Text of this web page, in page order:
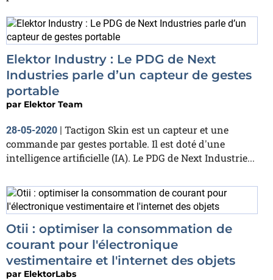
Elektor Industry : Le PDG de Next
Industries parle d’un capteur de gestes
portable
par Elektor Team
28-05-2020 | Tactigon Skin est un capteur et une
commande par gestes portable. Il est doté d'une
intelligence artificielle (IA). Le PDG de Next Industrie...
Otii : optimiser la consommation de
courant pour l'électronique
vestimentaire et l'internet des objets
par ElektorLabs